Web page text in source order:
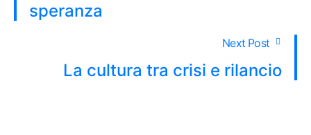
speranza
Next Post
La cultura tra crisi e rilancio